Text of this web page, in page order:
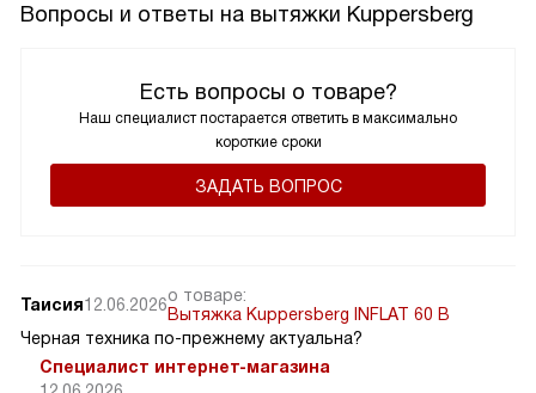
Вопросы и ответы на вытяжки Kuppersberg
Есть вопросы о товаре?
Наш специалист постарается ответить в максимально
короткие сроки
ЗАДАТЬ ВОПРОС
Таисия12.06.2026о товаре:
Вытяжка Kuppersberg INFLAT 60 B
Черная техника по-прежнему актуальна?
Специалист интернет-магазина